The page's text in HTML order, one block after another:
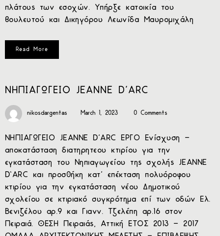
πλάτους των εσοχών. Υπήρξε κατοικία του
βουλευτού και Δικηγόρου Λεωνίδα Μαυρομιχάλη
Read More
ΝΗΠΙΑΓΩΓΕΙΟ JEANNE D’ARC
nikosdargentas March 1, 2023 0 Comments
ΝΗΠΙΑΓΩΓΕΙΟ JEANNE D’ARC ΕΡΓΟ Ενίσχυση –
αποκατάσταση διατηρητεου κτιρίου για την
εγκατάσταση του Νηπιαγωγείου της σχολής JEANNE
D‘ARC και προσθήκη κατ’ επέκταση πολυόροφου
κτιρίου για την εγκατάσταση νέου Δημοτικού
σχολείου σε κτιριακό συγκρότημα επί των οδών Ελ.
Βενιζέλου αρ.9 και Γιανν. Τζελέπη αρ.16 στον
Πειραιά. ΘΕΣΗ Πειραιάς, Αττική ΕΤΟΣ 2013 – 2017